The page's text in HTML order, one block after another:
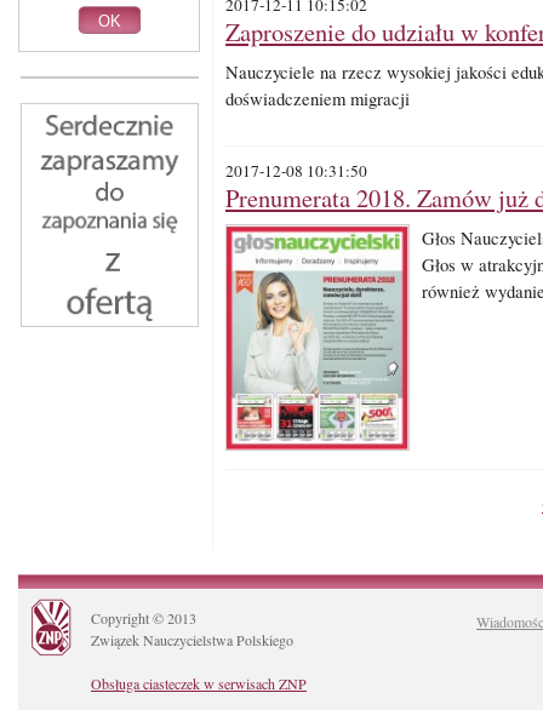
2017-12-11 10:15:02
Zaproszenie do udziału w
Nauczyciele na rzecz wysokiej jakości
doświadczeniem migracji
2017-12-08 10:31:50
Prenumerata 2018. Zamów już
Głos
Głos w
również
Copyright © 2013
Związek Nauczycielstwa Polskiego
Obsługa ciasteczek w serwisach ZNP